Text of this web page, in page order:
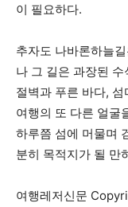
이 필요하다.
추자도 나바론하늘
나 그 길은 과장된
절벽과 푸른 바다,
여행의 또 다른 얼굴
하루쯤 섬에 머물며
분히 목적지가 될 만
여행레저신문